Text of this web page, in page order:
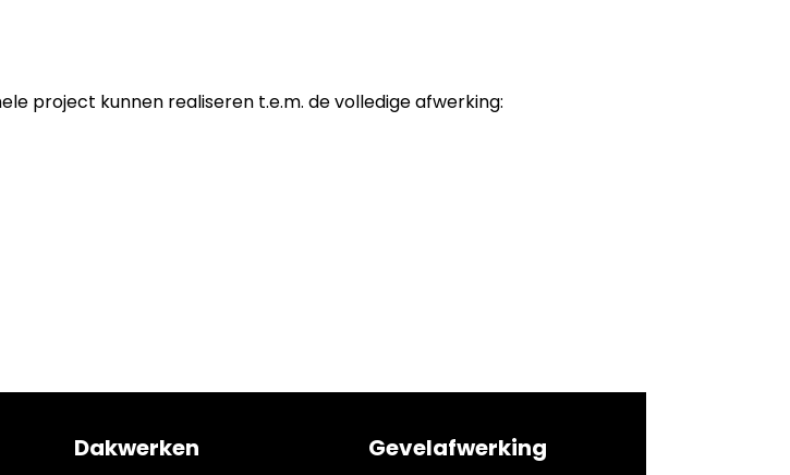
project kunnen realiseren t.e.m. de volledige afwerking:
Dakwerken Gevelafwerking